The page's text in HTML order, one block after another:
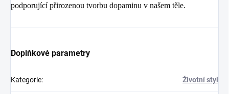
podporující přirozenou tvorbu dopaminu v našem těle.
Doplňkové parametry
Kategorie: Životní styl